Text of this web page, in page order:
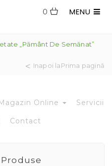
MENU
0
„pământ De Semănat”
Inapoi laPrima pagină
Online Servicii
Contact